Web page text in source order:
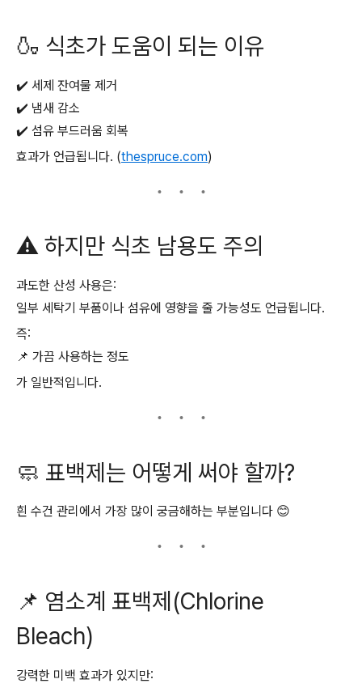
🍶 식초가 도움이 되는 이유
✔️ 세제 잔여물 제거
✔️ 냄새 감소
✔️ 섬유 부드러움 회복
효과가 언급됩니다. (thespruce.com)
⚠️ 하지만 식초 남용도 주의
과도한 산성 사용은:
일부 세탁기 부품이나 섬유에 영향을 줄 가능성도 언급됩니다.
즉:
📌 가끔 사용하는 정도
가 일반적입니다.
🧼 표백제는 어떻게 써야 할까?
흰 수건 관리에서 가장 많이 궁금해하는 부분입니다 😊
📌 염소계 표백제(Chlorine
Bleach)
강력한 미백 효과가 있지만: